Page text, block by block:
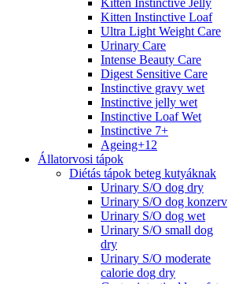
Kitten Instinctive Jelly
Kitten Instinctive Loaf
Ultra Light Weight Care
Urinary Care
Intense Beauty Care
Digest Sensitive Care
Instinctive gravy wet
Instinctive jelly wet
Instinctive Loaf Wet
Instinctive 7+
Ageing+12
Állatorvosi tápok
Diétás tápok beteg kutyáknak
Urinary S/O dog dry
Urinary S/O dog konzerv
Urinary S/O dog wet
Urinary S/O small dog
dry
Urinary S/O moderate
calorie dog dry